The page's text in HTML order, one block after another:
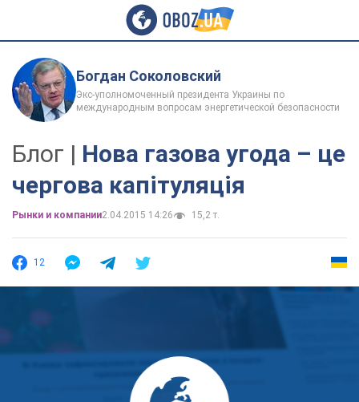
Богдан Соколовский
Экс-уполномоченный президента Украины по
международным вопросам энергетической безопасности
Блог | Нова газова угода – це
чергова капітуляція
Рынки и компании2.04.2015 14:26 15,2 т.
12